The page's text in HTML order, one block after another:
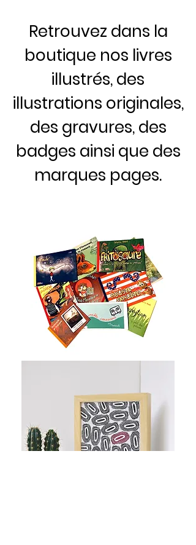
Retrouvez dans la
boutique nos livres
illustrés, des
illustrations originales,
des gravures, des
badges ainsi que des
marques pages.